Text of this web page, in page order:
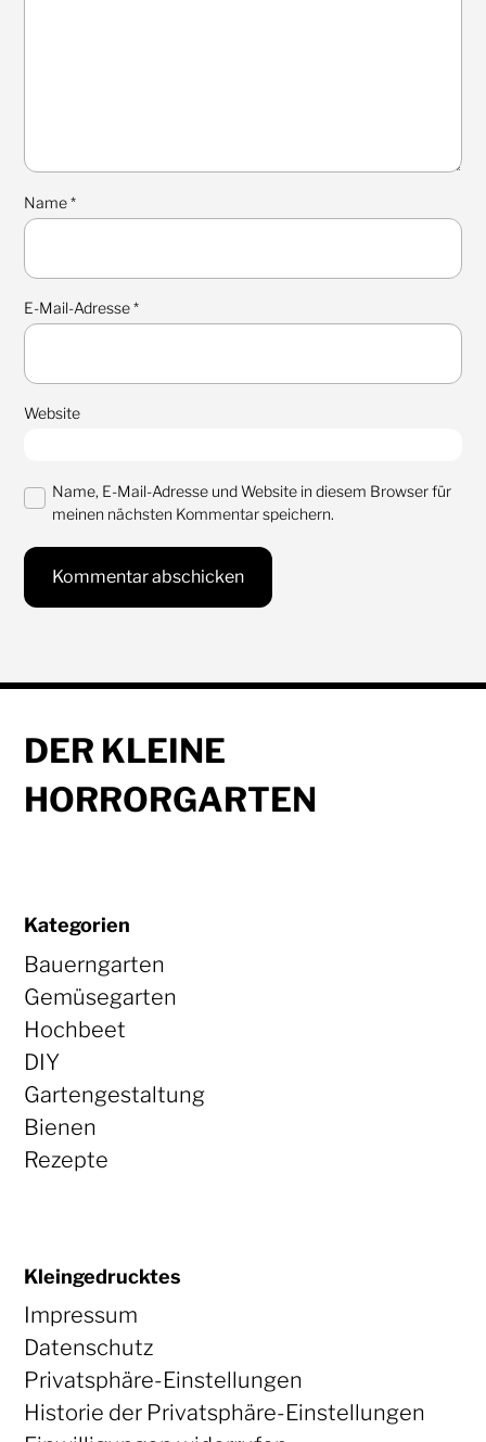
Name*
E-Mail-Adresse*
Website
Name, E-Mail-Adresse und Website in diesem Browser für
meinen nächsten Kommentar speichern.
DER KLEINE
HORRORGARTEN
Kategorien
Bauerngarten
Gemüsegarten
Hochbeet
DIY
Gartengestaltung
Bienen
Rezepte
Kleingedrucktes
Impressum
Datenschutz
Privatsphäre-Einstellungen
Historie der Privatsphäre-Einstellungen